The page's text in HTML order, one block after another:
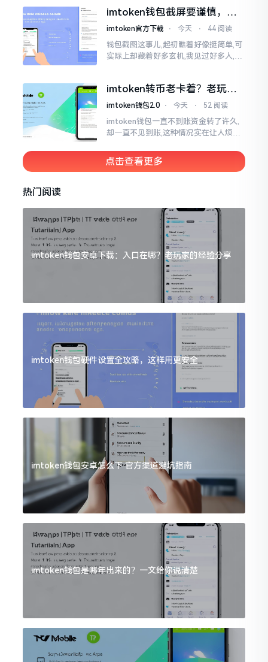
imtoken钱包截屏要谨慎，别
把隐私当儿戏
imtoken官方下载 ⋅ 今天 ⋅ 44 阅读
钱包截图这事儿,起初瞧着好像挺简单,可
实际上却藏着好多玄机,我见过好多人,总
得
imtoken转币老卡着？老玩家
教你几招搞定
imtoken钱包2.0 ⋅ 今天 ⋅ 52 阅读
imtoken钱包一直不到账资金转了许久,
却一直不见到账,这种情况实在让人烦躁,
遇到过类似困扰,那时内心焦急,像被困在
热锅上的蚂蚁,慌乱无措。
点击查看更多
热门阅读
imtoken钱包安卓下载：入口在哪？老玩家的经验分享
imtoken钱包硬件设置全攻略，这样用更安全
imtoken钱包安卓怎么下 官方渠道避坑指南
imtoken钱包是哪年出来的？一文给你说清楚